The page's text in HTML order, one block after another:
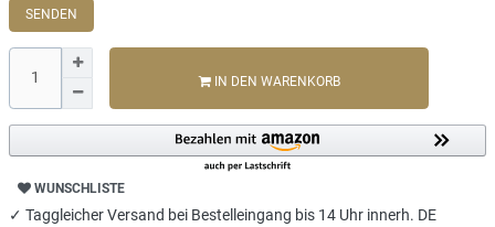
SENDEN
IN DEN WARENKORB
WUNSCHLISTE
✓ Taggleicher Versand bei Bestelleingang bis 14 Uhr innerh. DE